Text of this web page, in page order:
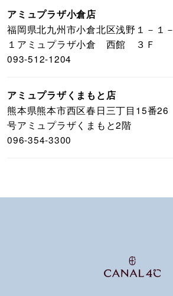
アミュプラザ小倉店
福岡県北九州市小倉北区浅野１－１－
１アミュプラザ小倉 西館 ３Ｆ
093-512-1204
アミュプラザくまもと店
熊本県熊本市西区春日三丁目15番26
号アミュプラザくまもと2階
096-354-3300